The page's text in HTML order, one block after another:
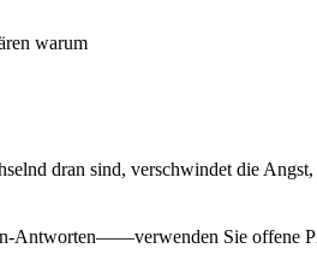
warum
dran sind, verschwindet die
Antworten——verwenden Sie offene